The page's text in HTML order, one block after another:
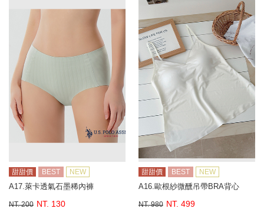
甜甜價 BEST NEW
A17.萊卡透氣石墨稀內褲
NT. 200 NT. 130
甜甜價 BEST NEW
A16.歐根紗微醺吊帶BRA背心
NT. 980 NT. 499